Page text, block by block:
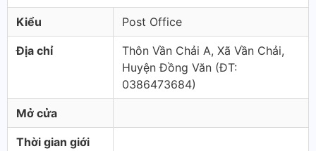
Kiểu Post Office
Địa chỉ
Thôn Vần Chải A, Xã Vần Chải,
Huyện Đồng Văn (ÐT:
0386473684)
Mở cửa
Thời gian giới